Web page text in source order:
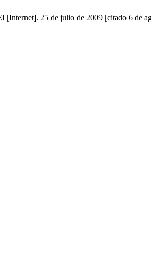
[Internet]. 25 de julio de 2009 [citado 6 de